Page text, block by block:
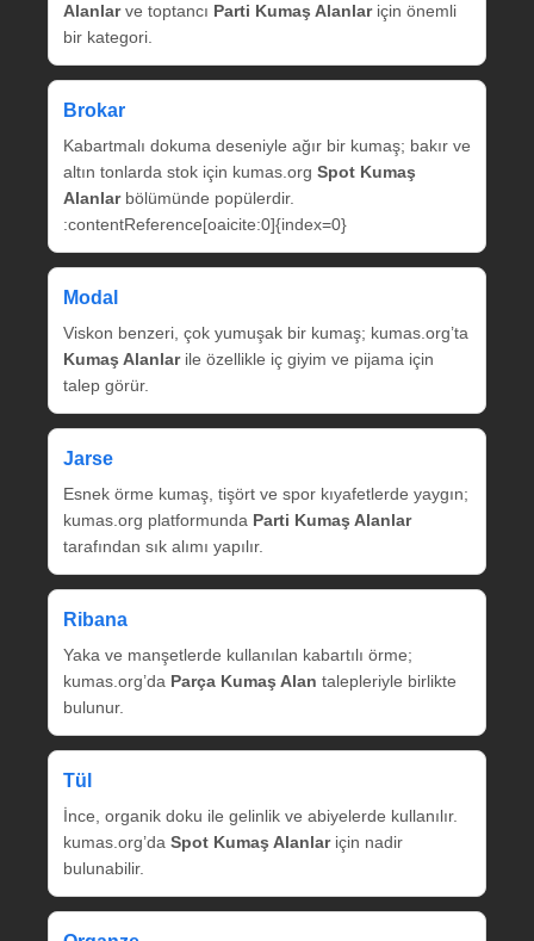
Alanlarve toptancı Parti Kumaş Alanlariçin önemli
bir kategori.
Brokar
Kabartmalı dokuma deseniyle ağır bir kumaş; bakır ve
altın tonlarda stok için kumas.org Spot Kumaş
Alanlarbölümünde popülerdir.
:contentReference[oaicite:0]{index=0}
Modal
Viskon benzeri, çok yumuşak bir kumaş; kumas.org’ta
Kumaş Alanlarile özellikle iç giyim ve pijama için
talep görür.
Jarse
Esnek örme kumaş, tişört ve spor kıyafetlerde yaygın;
kumas.org platformunda Parti Kumaş Alanlar
tarafından sık alımı yapılır.
Ribana
Yaka ve manşetlerde kullanılan kabartılı örme;
kumas.org’da Parça Kumaş Alan talepleriyle birlikte
bulunur.
Tül
İnce, organik doku ile gelinlik ve abiyelerde kullanılır.
kumas.org’da Spot Kumaş Alanlariçin nadir
bulunabilir.